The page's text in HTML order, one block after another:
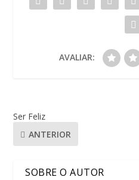
AVALIAR:
Ser Feliz
ANTERIOR
SOBRE O AUTOR